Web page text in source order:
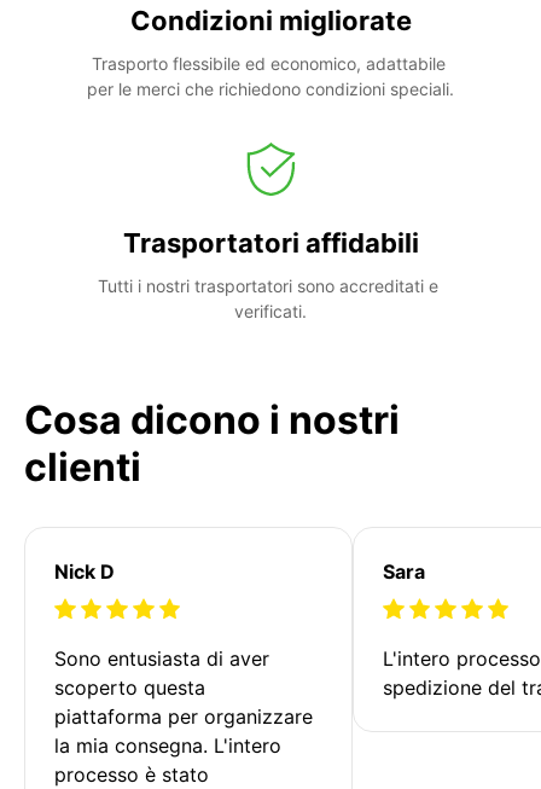
Condizioni migliorate
Trasporto flessibile ed economico, adattabile
per le merci che richiedono condizioni speciali.
Trasportatori affidabili
Tutti i nostri trasportatori sono accreditati e
verificati.
Cosa dicono i nostri
clienti
Nick D
Sono entusiasta di aver
scoperto questa
piattaforma per organizzare
la mia consegna. L'intero
processo è stato
Sara
L'intero
spedizione del